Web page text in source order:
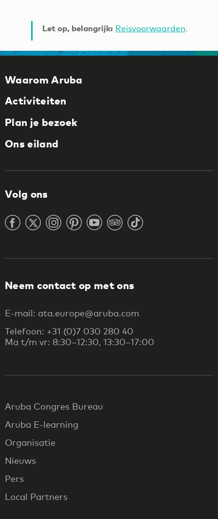
Let op, belangrijk: Reisvoorwaarden.
Waarom Aruba
Activiteiten
Plan je bezoek
Ons eiland
Volg ons
Neem contact op met ons
E-mail: ata.europe@aruba.com
Telefoon: +31 (0)7 030 280 40
Ma t/m vr: 8:30–12:30, 13:30–17:00
Aruba Congres Bureau
Aruba E-learning
Organisatie
Nieuws
Pers
Local Partners